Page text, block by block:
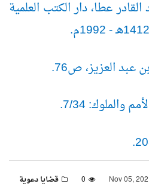
عطا، دار الكتب العلمية
0 قضايا دعوية